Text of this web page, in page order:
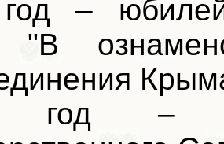
–
"В
год –